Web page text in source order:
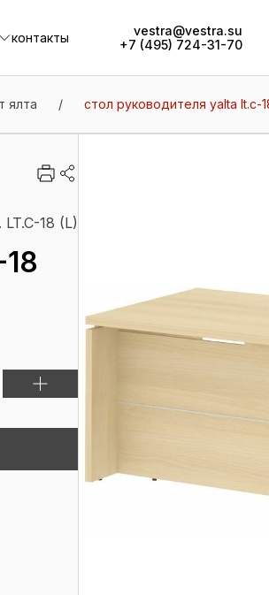
контакты
vestra@vestra.su
+7 (495) 724-31-70
ялта / стол руководителя yalta lt.c-
LT.C-18 (L)